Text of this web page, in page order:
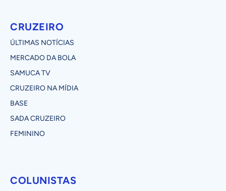
CRUZEIRO
ÚLTIMAS NOTÍCIAS
MERCADO DA BOLA
SAMUCA TV
CRUZEIRO NA MÍDIA
BASE
SADA CRUZEIRO
FEMININO
COLUNISTAS